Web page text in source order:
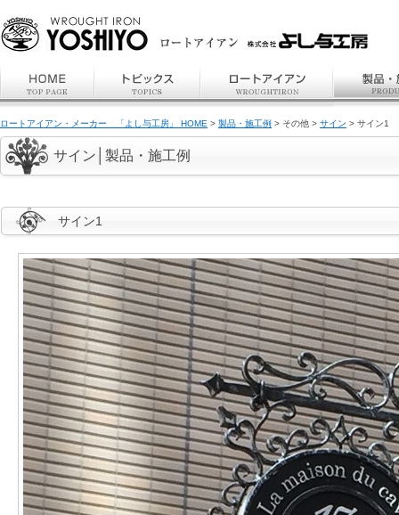
ロートアイアン・メーカー 「よし与工房」 HOME > 製品・施工例 > その他 > サイン > サイン1
サイン│製品・施工例
サイン1